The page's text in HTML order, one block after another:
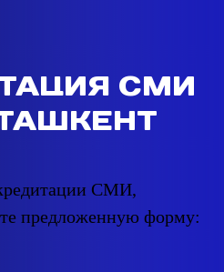
СМИ
СМИ,
предложенную форму: